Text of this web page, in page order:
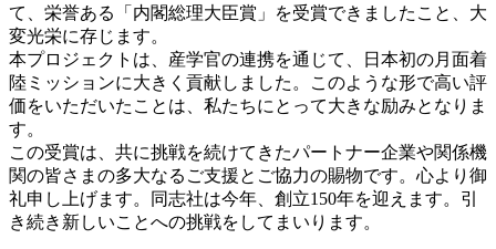
て、栄誉ある「内閣総理大臣賞」を受賞できましたこと、大
変光栄に存じます。
本プロジェクトは、産学官の連携を通じて、日本初の月面着
陸ミッションに大きく貢献しました。このような形で高い評
価をいただいたことは、私たちにとって大きな励みとなりま
す。
この受賞は、共に挑戦を続けてきたパートナー企業や関係機
関の皆さまの多大なるご支援とご協力の賜物です。心より御
礼申し上げます。同志社は今年、創立150年を迎えます。引
き続き新しいことへの挑戦をしてまいります。